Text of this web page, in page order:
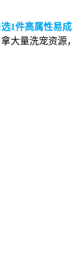
选1件高属性易成
大量洗宠资源，